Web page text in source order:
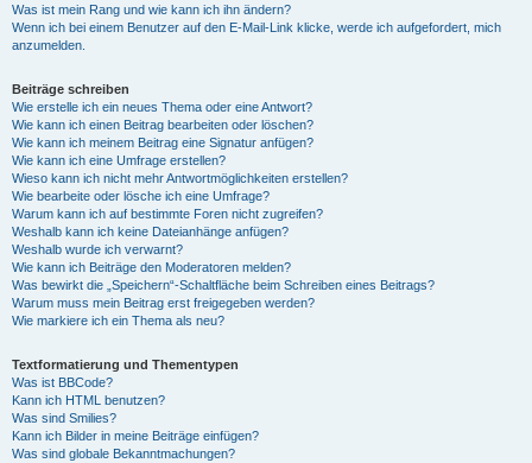
Was ist mein Rang und wie kann ich ihn ändern?
Wenn ich bei einem Benutzer auf den E-Mail-Link klicke, werde ich aufgefordert, mich
anzumelden.
Beiträge schreiben
Wie erstelle ich ein neues Thema oder eine Antwort?
Wie kann ich einen Beitrag bearbeiten oder löschen?
Wie kann ich meinem Beitrag eine Signatur anfügen?
Wie kann ich eine Umfrage erstellen?
Wieso kann ich nicht mehr Antwortmöglichkeiten erstellen?
Wie bearbeite oder lösche ich eine Umfrage?
Warum kann ich auf bestimmte Foren nicht zugreifen?
Weshalb kann ich keine Dateianhänge anfügen?
Weshalb wurde ich verwarnt?
Wie kann ich Beiträge den Moderatoren melden?
Was bewirkt die „Speichern“-Schaltfläche beim Schreiben eines Beitrags?
Warum muss mein Beitrag erst freigegeben werden?
Wie markiere ich ein Thema als neu?
Textformatierung und Thementypen
Was ist BBCode?
Kann ich HTML benutzen?
Was sind Smilies?
Kann ich Bilder in meine Beiträge einfügen?
Was sind globale Bekanntmachungen?